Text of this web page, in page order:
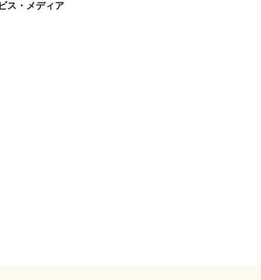
ス・メディア